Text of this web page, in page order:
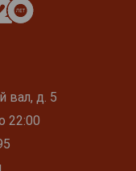
вал, д. 5
22:00